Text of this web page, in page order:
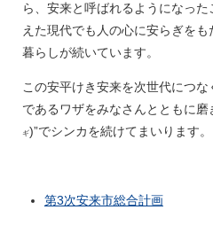
ら、安来と呼ばれるようになっ
えた現代でも人の心に安らぎを
暮らしが続いています。
この安平けき安来を次世代につ
であるワザをみなさんとともに磨
ギ)”でシンカを続けてまいります。
第3次安来市総合計画